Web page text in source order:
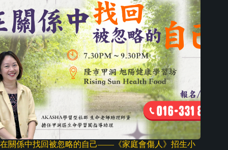
在關係中找回被忽略的自己——《家庭會傷人》招生小